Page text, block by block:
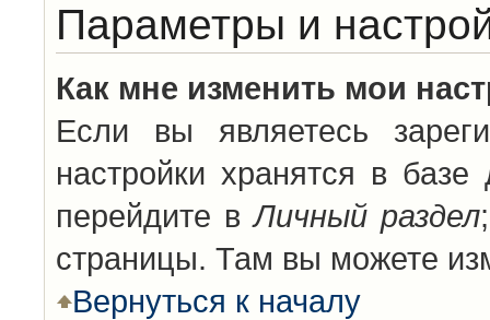
Параметры и
Как мне изменить мои
Если вы являетесь
настройки хранятся в
перейдите вЛичный раздел
страницы. Там вы можете
Вернуться к началу